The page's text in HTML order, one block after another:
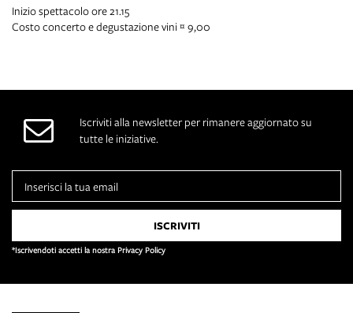
Inizio spettacolo ore 21.15
Costo concerto e degustazione vini € 9,00
Iscriviti alla newsletter per rimanere aggiornato su
tutte le iniziative.
*Iscrivendoti accetti la nostra Privacy Policy